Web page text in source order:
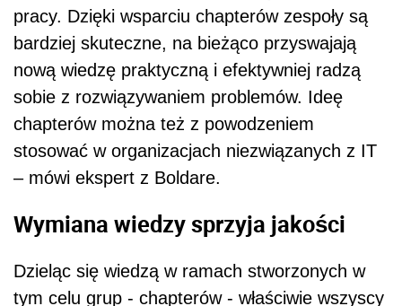
pracy. Dzięki wsparciu chapterów zespoły są
bardziej skuteczne, na bieżąco przyswajają
nową wiedzę praktyczną i efektywniej radzą
sobie z rozwiązywaniem problemów. Ideę
chapterów można też z powodzeniem
stosować w organizacjach niezwiązanych z IT
– mówi ekspert z Boldare.
Wymiana wiedzy sprzyja jakości
Dzieląc się wiedzą w ramach stworzonych w
tym celu grup - chapterów - właściwie wszyscy